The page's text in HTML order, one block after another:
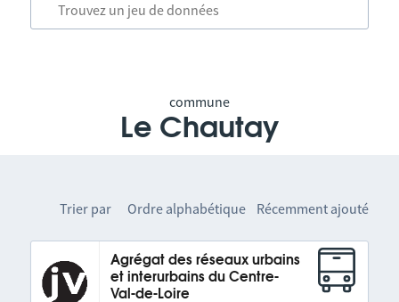
commune
Le Chautay
Trier par Ordre alphabétique Récemment ajouté
Agrégat des réseaux urbains
et interurbains du Centre-
Val-de-Loire